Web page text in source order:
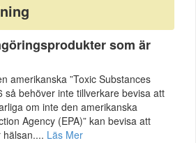
som är
amerikanska ”Toxic Substances
så behöver inte tillverkare bevisa att
om inte den amerikanska
Agency (EPA)” kan bevisa att
Läs Mer